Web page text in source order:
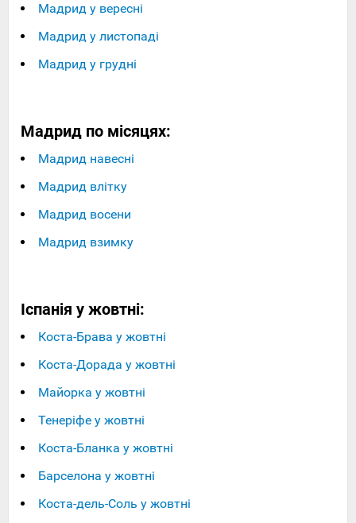
Мадрид у вересні
Мадрид у листопаді
Мадрид у грудні
Мадрид по місяцях:
Мадрид навесні
Мадрид влітку
Мадрид восени
Мадрид взимку
Іспанія у жовтні:
Коста-Брава у жовтні
Коста-Дорада у жовтні
Майорка у жовтні
Тенеріфе у жовтні
Коста-Бланка у жовтні
Барселона у жовтні
Коста-дель-Соль у жовтні